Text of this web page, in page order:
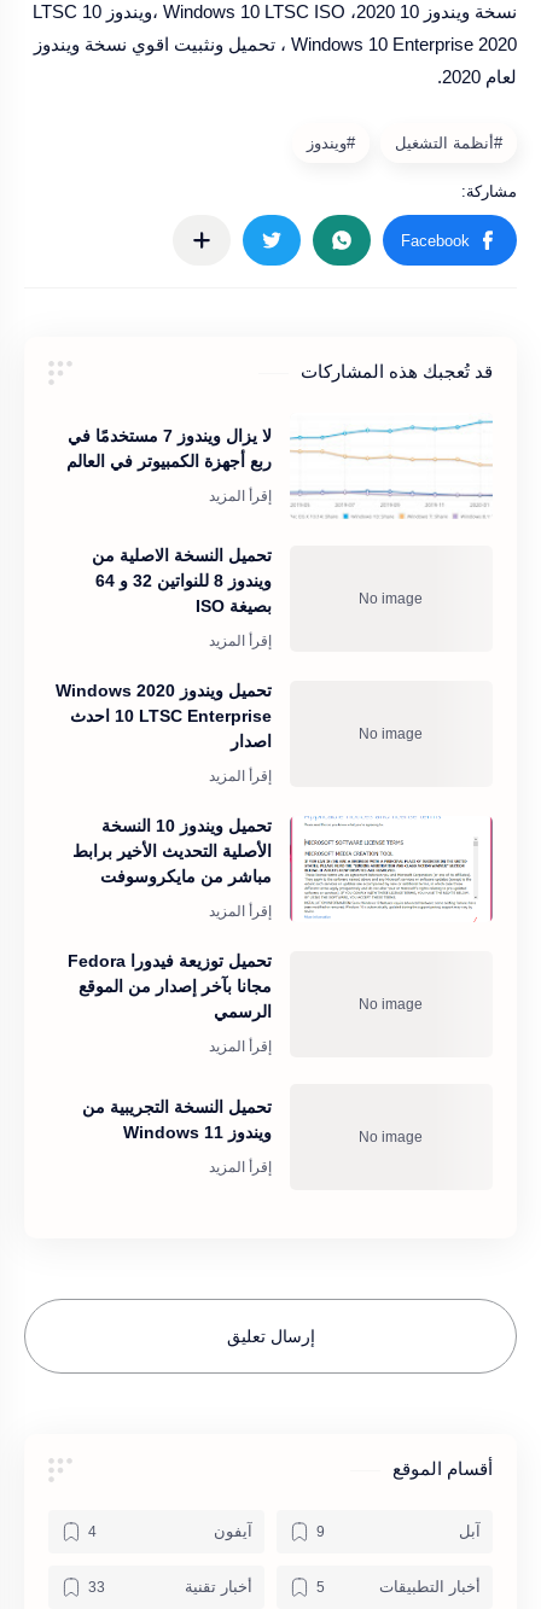
نسخة ويندوز 10 2020، Windows 10 LTSC ISO ،ويندوز 10 LTSC
Windows 10 Enterprise 2020 ، تحميل ونثبيت اقوي نسخة ويندوز
لعام 2020.
قد تُعجبك هذه المشاركات
لا يزال ويندوز 7 مستخدمًا في
ربع أجهزة الكمبيوتر في العالم
تحميل النسخة الاصلية من
ويندوز 8 للنواتين 32 و 64
بصيغة ISO
تحميل ويندوز 2020 Windows
10 LTSC Enterprise احدث
اصدار
تحميل ويندوز 10 النسخة
الأصلية التحديث الأخير برابط
مباشر من مايكروسوفت
تحميل توزيعة فيدورا Fedora
مجانا بآخر إصدار من الموقع
الرسمي
تحميل النسخة التجريبية من
ويندوز 11 Windows
إرسال تعليق
أقسام الموقع
آبل آيفون
أخبار التطبيقات أخبار تقنية